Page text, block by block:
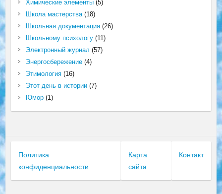
Химические элементы(5)
Школа мастерства(18)
Школьная документация(26)
Школьному психологу(11)
Электронный журнал (57)
Энергосбережение(4)
Этимология(16)
Этот день в истории(7)
Юмор(1)
Политика
конфиденциальности
Карта
сайта
Контакт